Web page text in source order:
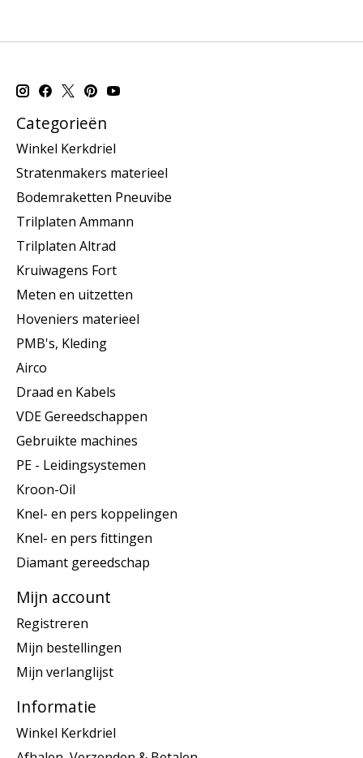
Categorieën
Winkel Kerkdriel
Stratenmakers materieel
Bodemraketten Pneuvibe
Trilplaten Ammann
Trilplaten Altrad
Kruiwagens Fort
Meten en uitzetten
Hoveniers materieel
PMB's, Kleding
Airco
Draad en Kabels
VDE Gereedschappen
Gebruikte machines
PE - Leidingsystemen
Kroon-Oil
Knel- en pers koppelingen
Knel- en pers fittingen
Diamant gereedschap
Mijn account
Registreren
Mijn bestellingen
Mijn verlanglijst
Informatie
Winkel Kerkdriel